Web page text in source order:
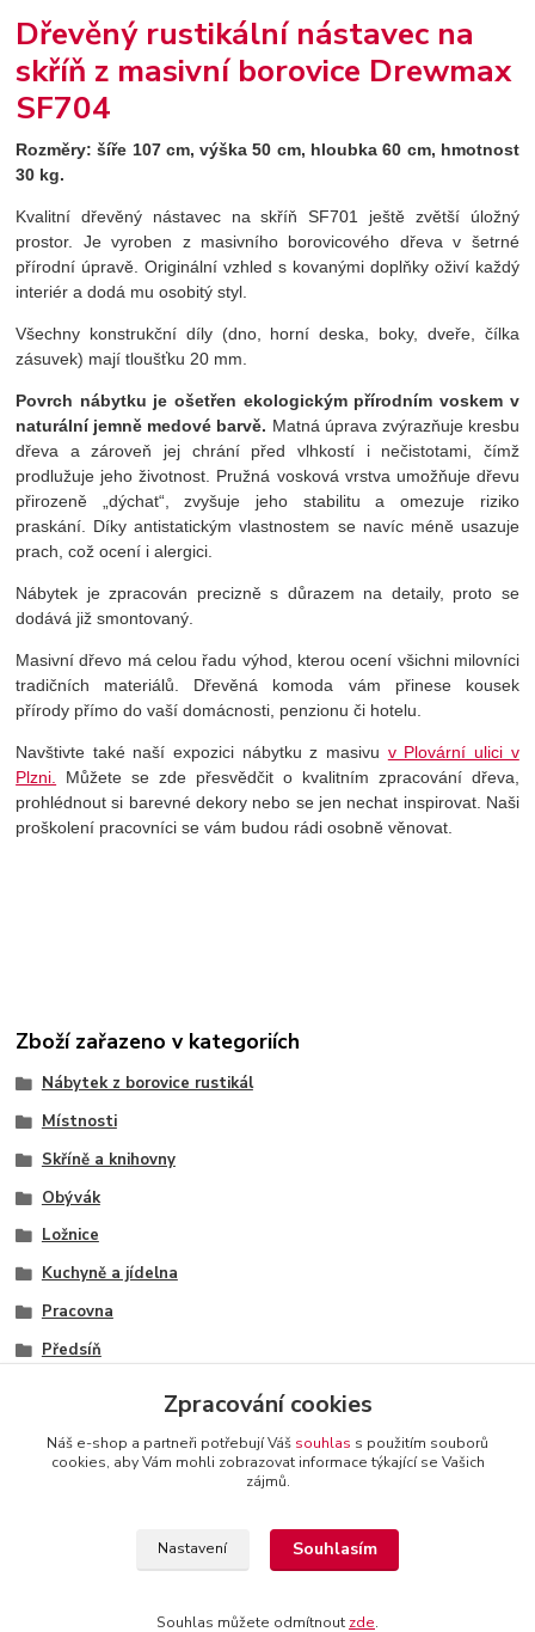
Dřevěný rustikální nástavec na
skříň z masivní borovice Drewmax
SF704
Rozměry:šíře 107 cm, výška 50 cm, hloubka 60 cm, hmotnost
30 kg.
Kvalitní dřevěný nástavec na skříň SF701 ještě zvětší úložný
prostor. Je vyroben z masivního borovicového dřeva v šetrné
přírodní úpravě. Originální vzhled s kovanými doplňky oživí každý
interiér a dodá mu osobitý styl.
Všechny konstrukční díly (dno, horní deska, boky, dveře, čílka
zásuvek) mají tloušťku 20 mm.
Povrch nábytku je ošetřen ekologickým přírodním voskem v
naturální jemně medové barvě. Matná úprava zvýrazňuje kresbu
dřeva a zároveň jej chrání před vlhkostí i nečistotami, čímž
prodlužuje jeho životnost. Pružná vosková vrstva umožňuje dřevu
přirozeně „dýchat“, zvyšuje jeho stabilitu a omezuje riziko
praskání. Díky antistatickým vlastnostem se navíc méně usazuje
prach, což ocení i alergici.
Nábytek je zpracován precizně s důrazem na detaily, proto se
dodává již smontovaný.
Masivní dřevo má celou řadu výhod, kterou ocení všichni milovníci
tradičních materiálů. Dřevěná komoda vám přinese kousek
přírody přímo do vaší domácnosti, penzionu či hotelu.
Navštivte také naší expozici nábytku z masivu v Plovární ulici v
Plzni.
Můžete se zde přesvědčit o kvalitním zpracování dřeva,
prohlédnout si barevné dekory nebo se jen nechat inspirovat. Naši
proškolení pracovníci se vám budou rádi osobně věnovat.
Zboží zařazeno v kategoriích
Nábytek z borovice rustikál
Místnosti
Skříně a knihovny
Obývák
Ložnice
Kuchyně a jídelna
Pracovna
Předsíň
oTTo interier s.r.o. +420 774 116 144 Kontakty a
Obchodní podmínky-Reklamační řád
Zpracování cookies
Náš e-shop a partneři potřebují Váš souhlas s použitím souborů
cookies, aby Vám mohli zobrazovat informace týkající se Vašich
zájmů.
Nastavení Souhlasím
Souhlas můžete odmítnout zde.